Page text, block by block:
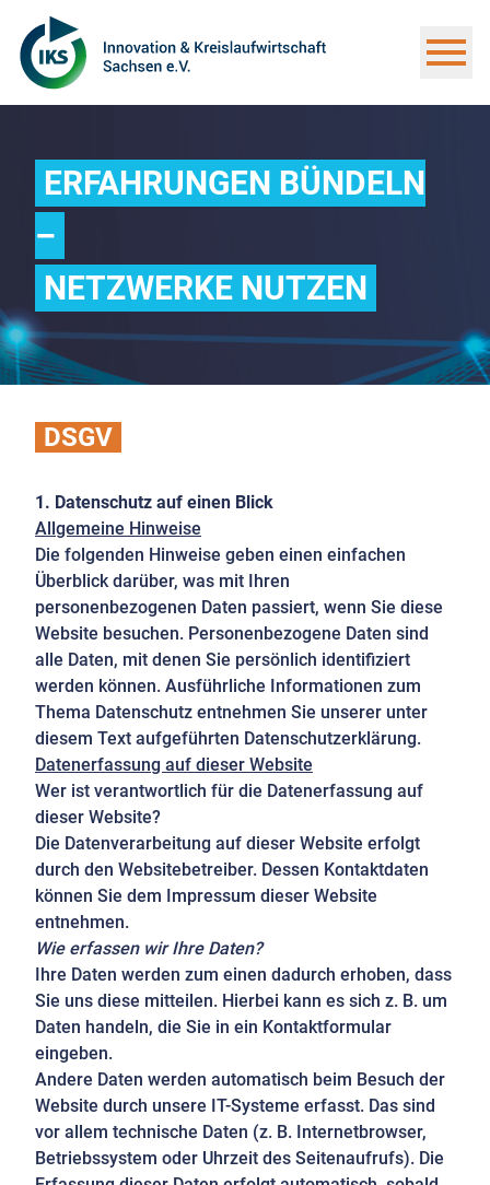
ERFAHRUNGEN BÜNDELN
–
NETZWERKE NUTZEN
DSGV
1. Datenschutz auf einen Blick
Allgemeine Hinweise
Die folgenden Hinweise geben einen einfachen
Überblick darüber, was mit Ihren
personenbezogenen Daten passiert, wenn Sie diese
Website besuchen. Personenbezogene Daten sind
alle Daten, mit denen Sie persönlich identifiziert
werden können. Ausführliche Informationen zum
Thema Datenschutz entnehmen Sie unserer unter
diesem Text aufgeführten Datenschutzerklärung.
Datenerfassung auf dieser Website
Wer ist verantwortlich für die Datenerfassung auf
dieser Website?
Die Datenverarbeitung auf dieser Website erfolgt
durch den Websitebetreiber. Dessen Kontaktdaten
können Sie dem Impressum dieser Website
entnehmen.
Wie erfassen wir Ihre Daten?
Ihre Daten werden zum einen dadurch erhoben, dass
Sie uns diese mitteilen. Hierbei kann es sich z. B. um
Daten handeln, die Sie in ein Kontaktformular
eingeben.
Andere Daten werden automatisch beim Besuch der
Website durch unsere IT-Systeme erfasst. Das sind
vor allem technische Daten (z. B. Internetbrowser,
Betriebssystem oder Uhrzeit des Seitenaufrufs). Die